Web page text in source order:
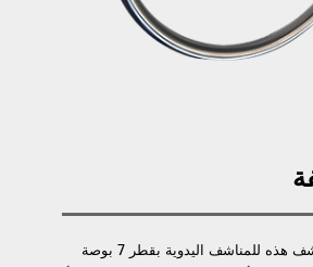
صُممت حلقة المناشف هذه للمناشف اليدوية بقطر 7 بوصة